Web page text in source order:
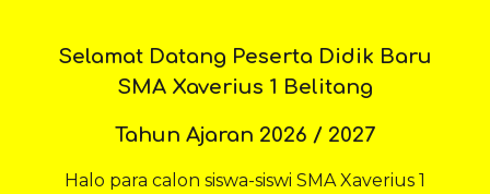
Selamat Datang Peserta Didik Baru
SMA Xaverius 1 Belitang
Tahun Ajaran 2026 / 2027
Halo para calon siswa-siswi SMA Xaverius 1